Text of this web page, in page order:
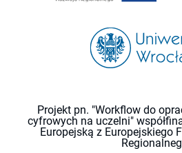
Projekt pn. "Workflow do
cyfrowych na uczelni"
Europejską z Europejskiego